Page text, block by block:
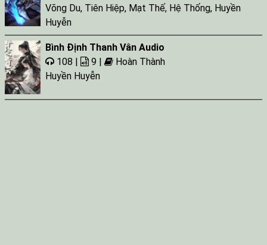
Võng Du, Tiên Hiệp, Mạt Thế, Hệ Thống, Huyền
Huyễn
Bình Định Thanh Vân Audio
108 |
9 |
Hoàn Thành
Huyền Huyễn